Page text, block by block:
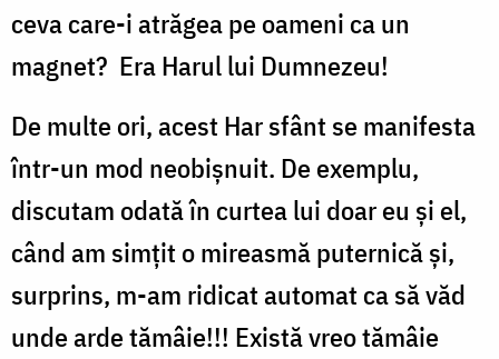
ceva care-i atrăgea pe oameni ca un
magnet? Era Harul lui Dumnezeu!
De multe ori, acest Har sfânt se manifesta
într-un mod neobişnuit. De exemplu,
discutam odată în curtea lui doar eu şi el,
când am simţit o mireasmă puternică şi,
surprins, m-am ridicat automat ca să văd
unde arde tămâie!!! Există vreo tămâie